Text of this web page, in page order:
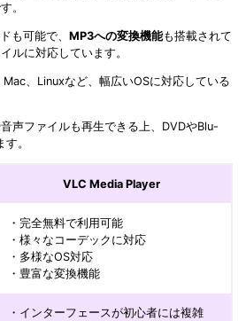
。
も可能で、 MP3への変換機能も搭載されて
ルに対応しています。
、Linuxなど、幅広いOSに対応している
声ファイルも再生できる上、DVDやBlu-
。
VLC Media Player
・完全無料で利用可能
・様々なコーデックに対応
・多様なOS対応
・豊富な変換機能
・インターフェースが初心者には複雑